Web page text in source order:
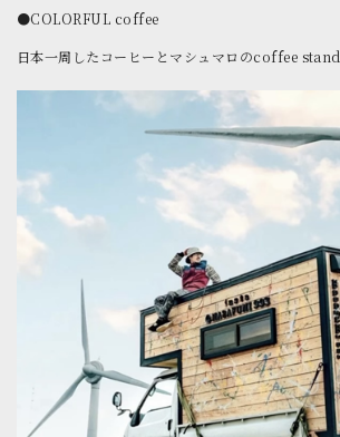
●COLORFUL coffee
日本一周したコーヒーとマシュマロのcoffee stand